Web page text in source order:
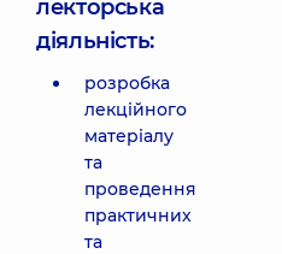
лекторська
діяльність:
розробка
лекційного
матеріалу
та
проведення
практичних
та